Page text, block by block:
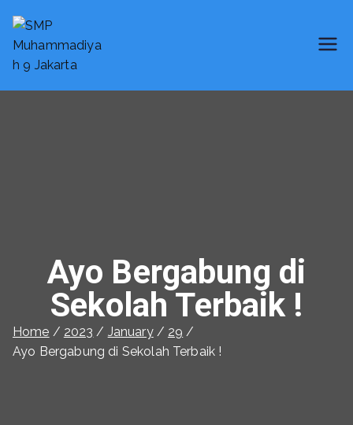
SMP Muhammadiyah 9 Jakarta
Ayo Bergabung di
Sekolah Terbaik !
Home 2023 January
29
Ayo Bergabung di Sekolah Terbaik !